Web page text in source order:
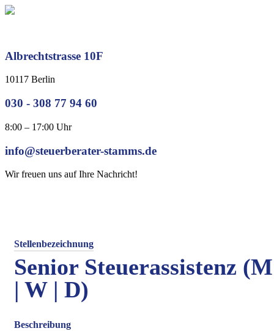
Zum
Albrechtstrasse 10F
10117 Berlin
030 - 308 77 94 60
8:00 – 17:00 Uhr
info@steuerberater-stamms.de
Wir freuen uns auf Ihre Nachricht!
Stellenbezeichnung
Senior Steuerassistenz (M
| W | D)
Beschreibung